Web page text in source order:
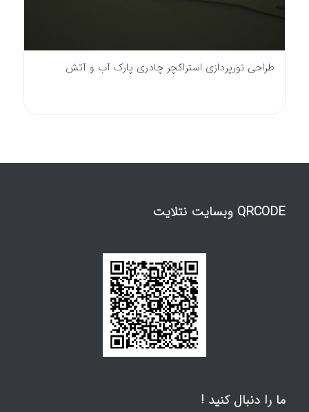
طراحی نورپردازی استراکچر چادری پارک آب و آتش
QRCODE وبسایت نتلایت
ما را دنبال کنید !